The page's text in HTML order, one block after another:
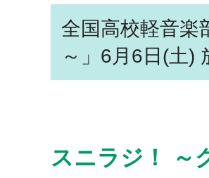
全国高校軽音楽
～」6月6日(土)
スニラジ！ ～